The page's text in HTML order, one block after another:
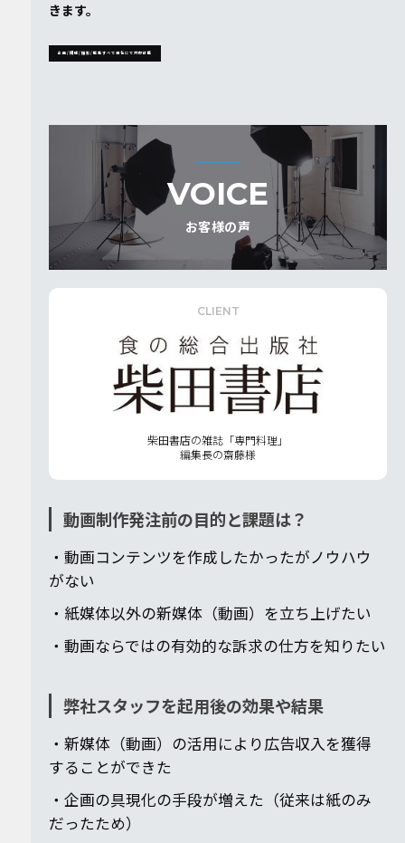
きます。
企画/構成/撮影/編集すべて自社にて対応可能
VOICE
お客様の声
CLIENT
柴田書店の雑誌「専門料理」
編集長の齋藤様
動画制作発注前の目的と課題は？
・動画コンテンツを作成したかったがノウハウ
がない
・紙媒体以外の新媒体（動画）を立ち上げたい
・動画ならではの有効的な訴求の仕方を知りたい
弊社スタッフを起用後の効果や結果
・新媒体（動画）の活用により広告収入を獲得
することができた
・企画の具現化の手段が増えた（従来は紙のみ
だったため）